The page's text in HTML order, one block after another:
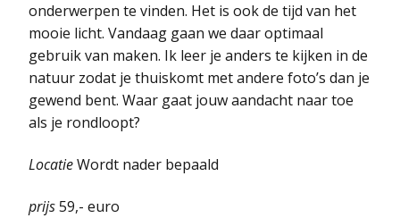
onderwerpen te vinden. Het is ook de tijd van het
mooie licht. Vandaag gaan we daar optimaal
gebruik van maken. Ik leer je anders te kijken in de
natuur zodat je thuiskomt met andere foto’s dan je
gewend bent. Waar gaat jouw aandacht naar toe
als je rondloopt?
LocatieWordt nader bepaald
prijs59,- euro